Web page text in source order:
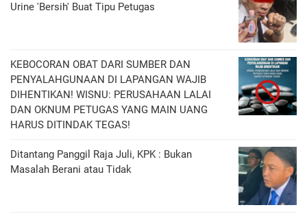
Urine 'Bersih' Buat Tipu Petugas
KEBOCORAN OBAT DARI SUMBER DAN
PENYALAHGUNAAN DI LAPANGAN WAJIB
DIHENTIKAN! WISNU: PERUSAHAAN LALAI
DAN OKNUM PETUGAS YANG MAIN UANG
HARUS DITINDAK TEGAS!
Ditantang Panggil Raja Juli, KPK : Bukan
Masalah Berani atau Tidak